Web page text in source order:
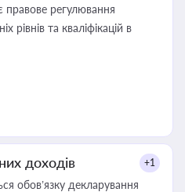
регулювання
рівнів та кваліфікацій в
доходів +1
обов’язку декларування